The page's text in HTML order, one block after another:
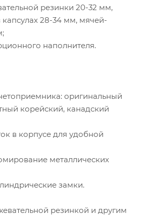
резинки 20-32 мм,
28-34 мм, мячей-
наполнителя.
оригинальный
корейский, канадский
в корпусе для удобной
металлических
замки.
резинкой и другим